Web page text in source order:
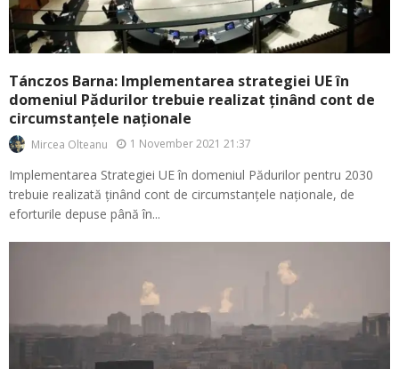
Tánczos Barna: Implementarea strategiei UE în
domeniul Pădurilor trebuie realizat ținând cont de
circumstanțele naționale
Mircea Olteanu 1 November 2021 21:37
Implementarea Strategiei UE în domeniul Pădurilor pentru 2030
trebuie realizată ținând cont de circumstanțele naționale, de
eforturile depuse până în...